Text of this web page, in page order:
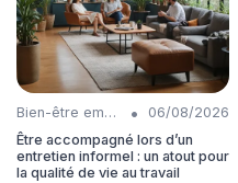
Bien-être employés •
06/08/2026
Être accompagné lors d’un
entretien informel : un atout pour
la qualité de vie au travail